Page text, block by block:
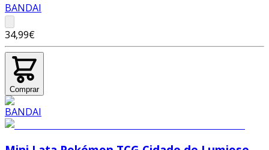
BANDAI
34,99€
Comprar